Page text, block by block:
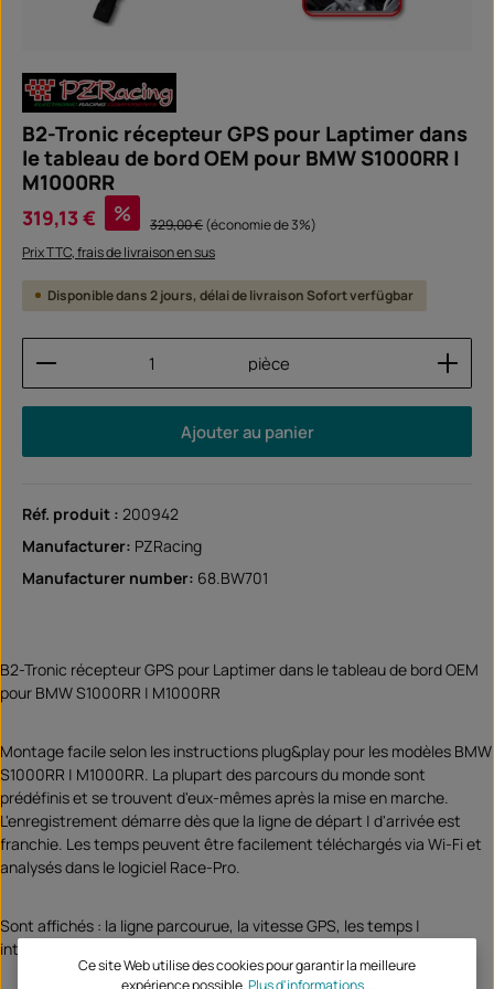
B2-Tronic récepteur GPS pour Laptimer dans
le tableau de bord OEM pour BMW S1000RR |
M1000RR
Prix de vente :
319,13 € % Prix régulier :
329,00 €(économie de 3%)
Prix TTC, frais de livraison en sus
Disponible dans 2 jours, délai de livraison Sofort verfügbar
Quantité de produit : Entrez la quantité
pièce
Ajouter au panier
Réf. produit : 200942
Manufacturer: PZRacing
Manufacturer number: 68.BW701
B2-Tronic récepteur GPS pour Laptimer dans le tableau de bord OEM
pour BMW S1000RR | M1000RR
Montage facile selon les instructions plug&play pour les modèles BMW
S1000RR | M1000RR. La plupart des parcours du monde sont
prédéfinis et se trouvent d'eux-mêmes après la mise en marche.
L'enregistrement démarre dès que la ligne de départ | d'arrivée est
franchie. Les temps peuvent être facilement téléchargés via Wi-Fi et
analysés dans le logiciel Race-Pro.
Sont affichés : la ligne parcourue, la vitesse GPS, les temps |
intermédiaires, le temps idéal, l'angle d'inclinaison
Ce site Web utilise des cookies pour garantir la meilleure
expérience possible.Plus d'informations...